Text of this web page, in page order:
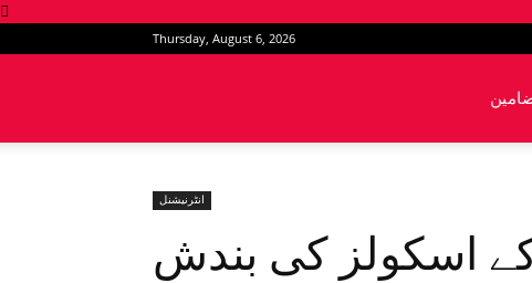
Thursday, August 6, 2026
انٹرنیشنل
کے اسکولز کی بندش